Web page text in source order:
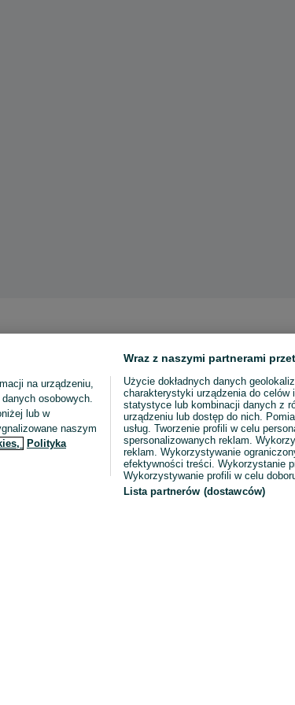
na urządzeniu,
osobowych.
lub w
naszym
Polityka
Wraz z naszymi partnerami
Użycie dokładnych danych
charakterystyki urządzenia do celów
statystyce lub kombinacji danych z
urządzeniu lub dostęp do nich.
usług. Tworzenie profili w celu
spersonalizowanych reklam.
reklam. Wykorzystywanie
efektywności treści. Wykorzystanie
Wykorzystywanie profili w celu
Lista partnerów (dostawców)